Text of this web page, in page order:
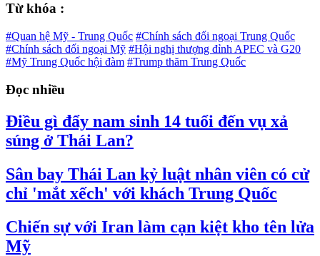
Từ khóa :
#Quan hệ Mỹ - Trung Quốc #Chính sách đối ngoại Trung Quốc
#Chính sách đối ngoại Mỹ #Hội nghị thượng đỉnh APEC và G20
#Mỹ Trung Quốc hội đàm #Trump thăm Trung Quốc
Đọc nhiều
Điều gì đẩy nam sinh 14 tuổi đến vụ xả
súng ở Thái Lan?
Sân bay Thái Lan kỷ luật nhân viên có cử
chỉ 'mắt xếch' với khách Trung Quốc
Chiến sự với Iran làm cạn kiệt kho tên lửa
Mỹ